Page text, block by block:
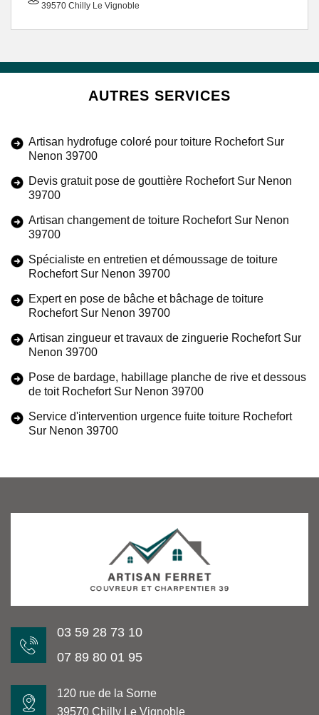
39570 Chilly Le Vignoble
AUTRES SERVICES
Artisan hydrofuge coloré pour toiture Rochefort Sur
Nenon 39700
Devis gratuit pose de gouttière Rochefort Sur Nenon
39700
Artisan changement de toiture Rochefort Sur Nenon
39700
Spécialiste en entretien et démoussage de toiture
Rochefort Sur Nenon 39700
Expert en pose de bâche et bâchage de toiture
Rochefort Sur Nenon 39700
Artisan zingueur et travaux de zinguerie Rochefort Sur
Nenon 39700
Pose de bardage, habillage planche de rive et dessous
de toit Rochefort Sur Nenon 39700
Service d'intervention urgence fuite toiture Rochefort
Sur Nenon 39700
03 59 28 73 10
07 89 80 01 95
120 rue de la Sorne
39570 Chilly Le Vignoble